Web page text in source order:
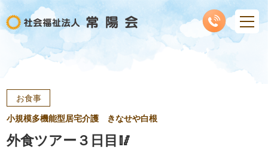
お食事
小規模多機能型居宅介護 きなせや白根
外食ツアー３日目🥢